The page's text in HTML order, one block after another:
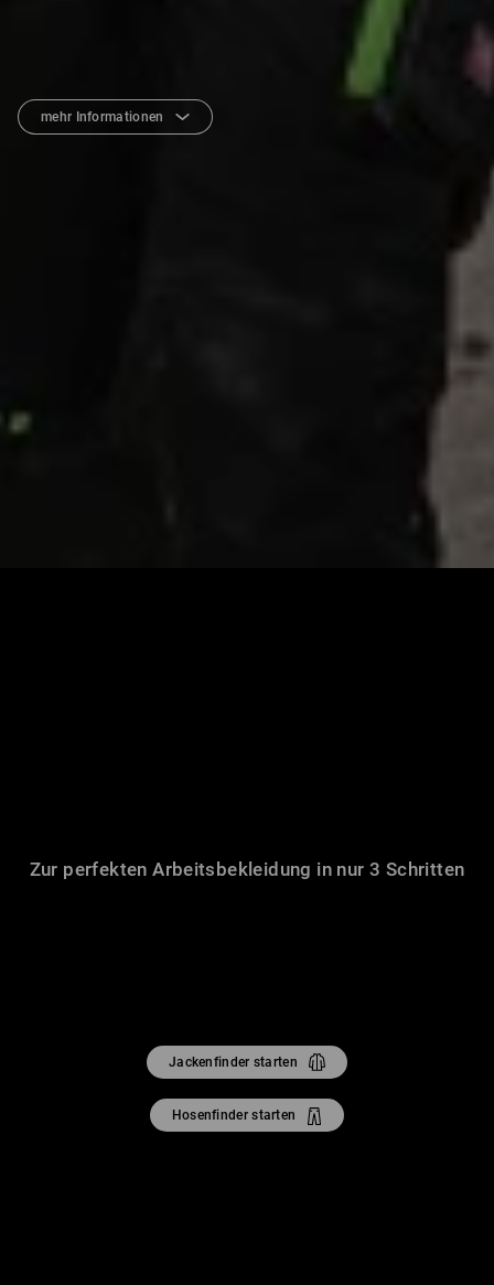
mehr Informationen
Zur perfekten Arbeitsbekleidung in nur 3 Schritten
Jackenfinder starten
Hosenfinder starten